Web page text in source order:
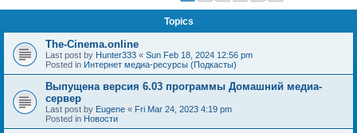
Topics
The-Cinema.online
Last post by Hunter333 « Sun Feb 18, 2024 12:56 pm
Posted in Интернет медиа-ресурсы (Подкасты)
Выпущена версия 6.03 программы Домашний медиа-
сервер
Last post by Eugene « Fri Mar 24, 2023 4:19 pm
Posted in Новости